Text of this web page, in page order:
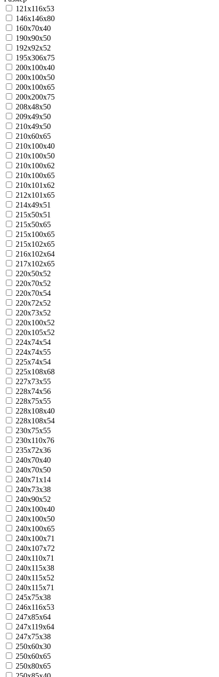
121х116x53
146x146x80
160х70х40
190х90х50
192x92x52
195х306х75
200х100х40
200х100х50
200х100х65
200х200х75
208x48x50
209x49x50
210x49x50
210х60х65
210x100x40
210х100х50
210x100x62
210x100x65
210x101x62
212x101x65
214x49x51
215x50x51
215х50х65
215х100х65
215х102х65
216x102x64
217x102x65
220x50x52
220x70x52
220x70x54
220x72x52
220x73x52
220х100х52
220x105x52
224x74x54
224x74x55
225x74x54
225x108x68
227x73x55
228х74х56
228x75x55
228x108x40
228x108x54
230x75x55
230х110х76
235x72x36
240х70х40
240х70х50
240х71х14
240x73x38
240x90х52
240x100x40
240x100x50
240x100x65
240x100x71
240х107х72
240x110x71
240x115x38
240x115x52
240х115х71
245x75x38
246х116х53
247х85х64
247х119х64
247х75х38
250х60х30
250х60х65
250х80х65